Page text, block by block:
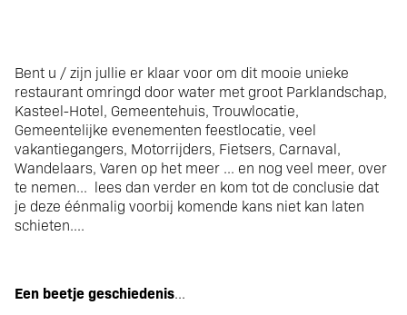
Bent u / zijn jullie er klaar voor om dit mooie unieke
restaurant omringd door water met groot Parklandschap,
Kasteel-Hotel, Gemeentehuis, Trouwlocatie,
Gemeentelijke evenementen feestlocatie, veel
vakantiegangers, Motorrijders, Fietsers, Carnaval,
Wandelaars, Varen op het meer ... en nog veel meer, over
te nemen... lees dan verder en kom tot de conclusie dat
je deze éénmalig voorbij komende kans niet kan laten
schieten....
Een beetje geschiedenis...